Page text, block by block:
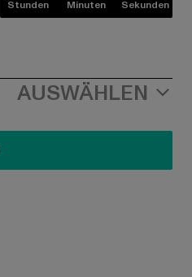
Stunden Minuten Sekunden
AUSWÄHLEN